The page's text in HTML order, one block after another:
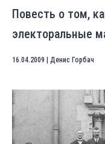
Повесть о том,
электоральные
16.04.2009 Денис Горбач